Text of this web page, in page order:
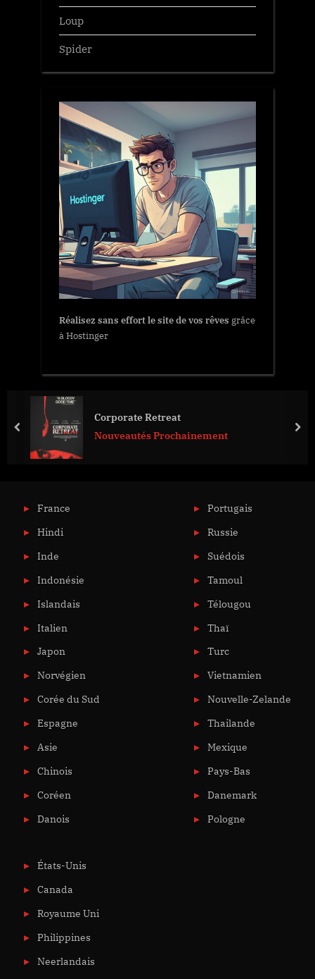
Loup
Spider
Réalisez sans effort le site de vos rêves grâce
à Hostinger
Corporate Retreat
Nouveautés Prochainement
prev
France
Hindi
Inde
Indonésie
Islandais
Italien
Japon
Norvégien
Corée du Sud
Espagne
Asie
Chinois
Coréen
Danois
Portugais
Russie
Suédois
Tamoul
Télougou
Thaï
Turc
Vietnamien
Nouvelle-Zelande
Thailande
Mexique
Pays-Bas
Danemark
Pologne
États-Unis
Canada
Royaume Uni
Philippines
Neerlandais